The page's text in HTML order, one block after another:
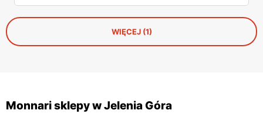
WIĘCEJ (1)
Monnari sklepy w Jelenia Góra